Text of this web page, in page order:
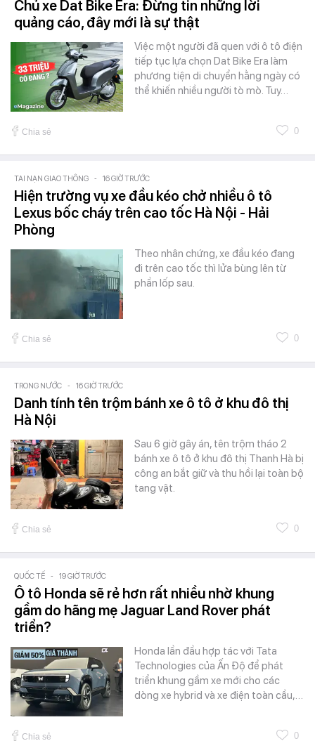
Chủ xe Dat Bike Era: Đừng tin những lời
quảng cáo, đây mới là sự thật
Việc một người đã quen với ô tô điện
tiếp tục lựa chọn Dat Bike Era làm
phương tiện di chuyển hằng ngày có
thể khiến nhiều người tò mò. Tuy…
Chia sẻ 0
TAI NẠN GIAO THÔNG - 16 GIỜ TRƯỚC
Hiện trường vụ xe đầu kéo chở nhiều ô tô
Lexus bốc cháy trên cao tốc Hà Nội - Hải
Phòng
Theo nhân chứng, xe đầu kéo đang
đi trên cao tốc thì lửa bùng lên từ
phần lốp sau.
Chia sẻ 0
TRONG NƯỚC - 16 GIỜ TRƯỚC
Danh tính tên trộm bánh xe ô tô ở khu đô thị
Hà Nội
Sau 6 giờ gây án, tên trộm tháo 2
bánh xe ô tô ở khu đô thị Thanh Hà bị
công an bắt giữ và thu hồi lại toàn bộ
tang vật.
Chia sẻ 0
QUỐC TẾ - 19 GIỜ TRƯỚC
Ô tô Honda sẽ rẻ hơn rất nhiều nhờ khung
gầm do hãng mẹ Jaguar Land Rover phát
triển?
Honda lần đầu hợp tác với Tata
Technologies của Ấn Độ để phát
triển khung gầm xe mới cho các
dòng xe hybrid và xe điện toàn cầu,…
Chia sẻ 0